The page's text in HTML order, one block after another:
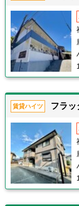
賃貸ハイツ フラッ